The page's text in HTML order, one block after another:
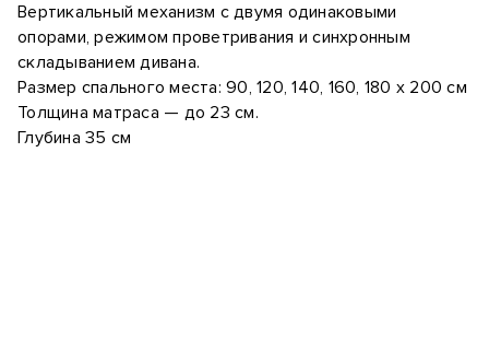
Вертикальный механизм с двумя одинаковыми
опорами, режимом проветривания и синхронным
складыванием дивана.
Размер спального места: 90, 120, 140, 160, 180 х 200 см
Толщина матраса — до 23 см.
Глубина 35 см